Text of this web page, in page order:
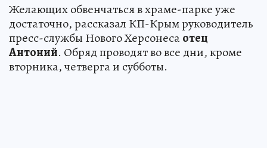
Желающих обвенчаться в храме-парке уже
достаточно, рассказал КП-Крым руководитель
пресс-службы Нового Херсонесаотец
Антоний. Обряд проводят во все дни, кроме
вторника, четверга и субботы.